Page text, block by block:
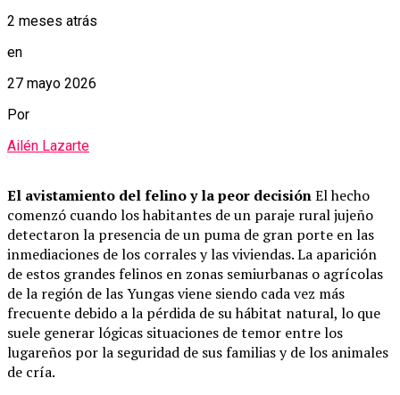
2 meses atrás
en
27 mayo 2026
Por
Ailén Lazarte
El avistamiento del felino y la peor decisiónEl hecho
comenzó cuando los habitantes de un paraje rural jujeño
detectaron la presencia de un puma de gran porte en las
inmediaciones de los corrales y las viviendas. La aparición
de estos grandes felinos en zonas semiurbanas o agrícolas
de la región de las Yungas viene siendo cada vez más
frecuente debido a la pérdida de su hábitat natural, lo que
suele generar lógicas situaciones de temor entre los
lugareños por la seguridad de sus familias y de los animales
de cría.